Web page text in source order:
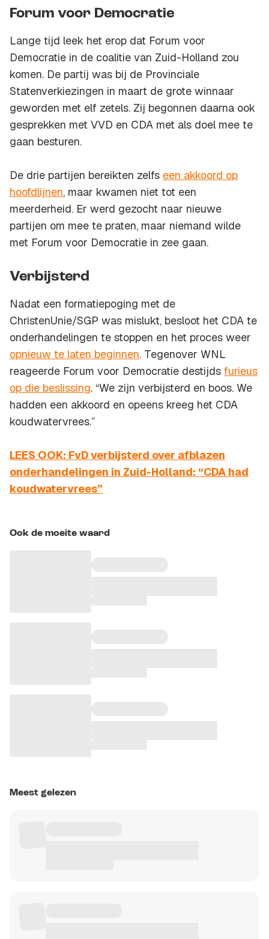
Forum voor Democratie
Lange tijd leek het erop dat Forum voor
Democratie in de coalitie van Zuid-Holland zou
komen. De partij was bij de Provinciale
Statenverkiezingen in maart de grote winnaar
geworden met elf zetels. Zij begonnen daarna ook
gesprekken met VVD en CDA met als doel mee te
gaan besturen.
De drie partijen bereikten zelfs een akkoord op
hoofdlijnen, maar kwamen niet tot een
meerderheid. Er werd gezocht naar nieuwe
partijen om mee te praten, maar niemand wilde
met Forum voor Democratie in zee gaan.
Verbijsterd
Nadat een formatiepoging met de
ChristenUnie/SGP was mislukt, besloot het CDA te
onderhandelingen te stoppen en het proces weer
opnieuw te laten beginnen. Tegenover WNL
reageerde Forum voor Democratie destijds furieus
op die beslissing. “We zijn verbijsterd en boos. We
hadden een akkoord en opeens kreeg het CDA
koudwatervrees.”
LEES OOK: FvD verbijsterd over afblazen
onderhandelingen in Zuid-Holland: “CDA had
koudwatervrees”
Ook de moeite waard
Meest gelezen